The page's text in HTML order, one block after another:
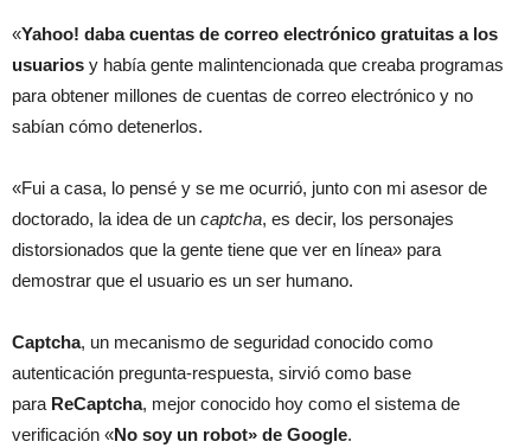
«Yahoo! daba cuentas de correo electrónico gratuitas a los
usuarios y había gente malintencionada que creaba programas
para obtener millones de cuentas de correo electrónico y no
sabían cómo detenerlos.
«Fui a casa, lo pensé y se me ocurrió, junto con mi asesor de
doctorado, la idea de un captcha, es decir, los personajes
distorsionados que la gente tiene que ver en línea» para
demostrar que el usuario es un ser humano.
Captcha, un mecanismo de seguridad conocido como
autenticación pregunta-respuesta, sirvió como base
para ReCaptcha, mejor conocido hoy como el sistema de
verificación «No soy un robot» de Google.